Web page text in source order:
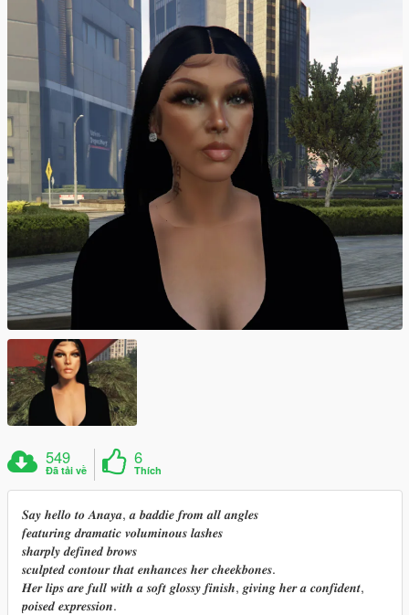
549
Đã tải về
6
Thích
𝑺𝒂𝒚 𝒉𝒆𝒍𝒍𝒐 𝒕𝒐 𝑨𝒏𝒂𝒚𝒂, 𝒂 𝒃𝒂𝒅𝒅𝒊𝒆 𝒇𝒓𝒐𝒎 𝒂𝒍𝒍 𝒂𝒏𝒈𝒍𝒆𝒔
𝒇𝒆𝒂𝒕𝒖𝒓𝒊𝒏𝒈 𝒅𝒓𝒂𝒎𝒂𝒕𝒊𝒄 𝒗𝒐𝒍𝒖𝒎𝒊𝒏𝒐𝒖𝒔 𝒍𝒂𝒔𝒉𝒆𝒔
𝒔𝒉𝒂𝒓𝒑𝒍𝒚 𝒅𝒆𝒇𝒊𝒏𝒆𝒅 𝒃𝒓𝒐𝒘𝒔
𝒔𝒄𝒖𝒍𝒑𝒕𝒆𝒅 𝒄𝒐𝒏𝒕𝒐𝒖𝒓 𝒕𝒉𝒂𝒕 𝒆𝒏𝒉𝒂𝒏𝒄𝒆𝒔 𝒉𝒆𝒓 𝒄𝒉𝒆𝒆𝒌𝒃𝒐𝒏𝒆𝒔.
𝑯𝒆𝒓 𝒍𝒊𝒑𝒔 𝒂𝒓𝒆 𝒇𝒖𝒍𝒍 𝒘𝒊𝒕𝒉 𝒂 𝒔𝒐𝒇𝒕 𝒈𝒍𝒐𝒔𝒔𝒚 𝒇𝒊𝒏𝒊𝒔𝒉, 𝒈𝒊𝒗𝒊𝒏𝒈 𝒉𝒆𝒓 𝒂 𝒄𝒐𝒏𝒇𝒊𝒅𝒆𝒏𝒕,
𝒑𝒐𝒊𝒔𝒆𝒅 𝒆𝒙𝒑𝒓𝒆𝒔𝒔𝒊𝒐𝒏.